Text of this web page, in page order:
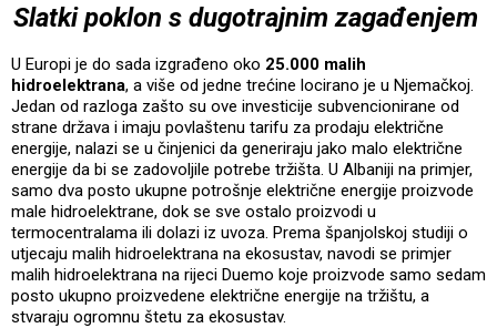
Slatki poklon s dugotrajnim zagađenjem
U Europi je do sada izgrađeno oko 25.000 malih
hidroelektrana, a više od jedne trećine locirano je u Njemačkoj.
Jedan od razloga zašto su ove investicije subvencionirane od
strane država i imaju povlaštenu tarifu za prodaju električne
energije, nalazi se u činjenici da generiraju jako malo električne
energije da bi se zadovoljile potrebe tržišta. U Albaniji na primjer,
samo dva posto ukupne potrošnje električne energije proizvode
male hidroelektrane, dok se sve ostalo proizvodi u
termocentralama ili dolazi iz uvoza. Prema španjolskoj studiji o
utjecaju malih hidroelektrana na ekosustav, navodi se primjer
malih hidroelektrana na rijeci Duemo koje proizvode samo sedam
posto ukupno proizvedene električne energije na tržištu, a
stvaraju ogromnu štetu za ekosustav.